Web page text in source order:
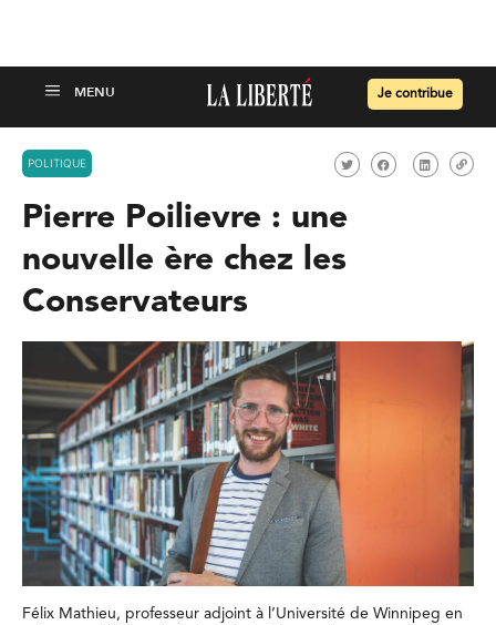
Je contribue
POLITIQUE
Pierre Poilievre : une
nouvelle ère chez les
Conservateurs
Félix Mathieu, professeur adjoint à l’Université de Winnipeg en